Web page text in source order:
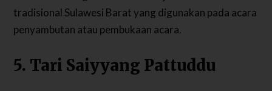
tradisional Sulawesi Barat yang digunakan pada acara
penyambutan atau pembukaan acara.
5. Tari Saiyyang Pattuddu